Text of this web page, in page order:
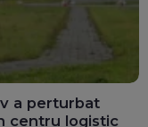
a perturbat
centru logistic